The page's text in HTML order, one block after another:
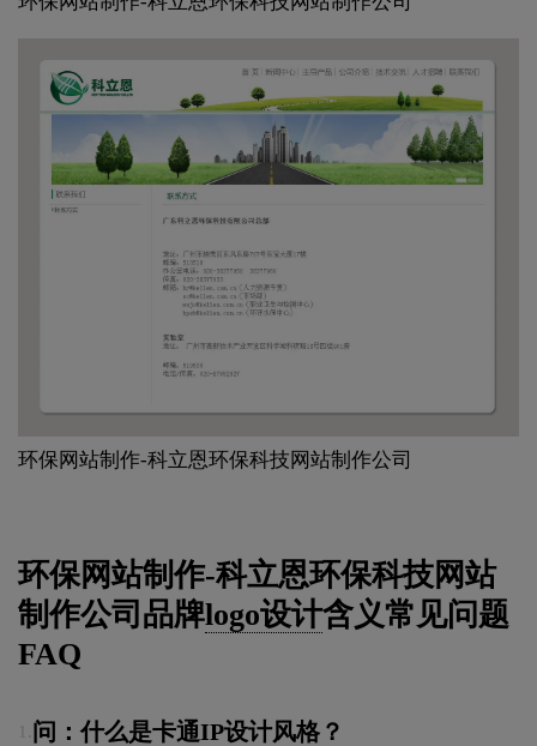
环保网站制作-科立恩环保科技网站制作公司
环保网站制作-科立恩环保科技网站
制作公司品牌logo设计含义常见问题
FAQ
问：什么是卡通IP设计风格？